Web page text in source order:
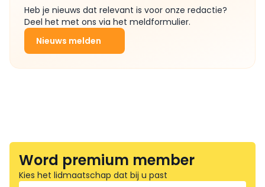
Heb je nieuws dat relevant is voor onze redactie?
Deel het met ons via het meldformulier.
Nieuws melden
Word premium member
Kies het lidmaatschap dat bij u past